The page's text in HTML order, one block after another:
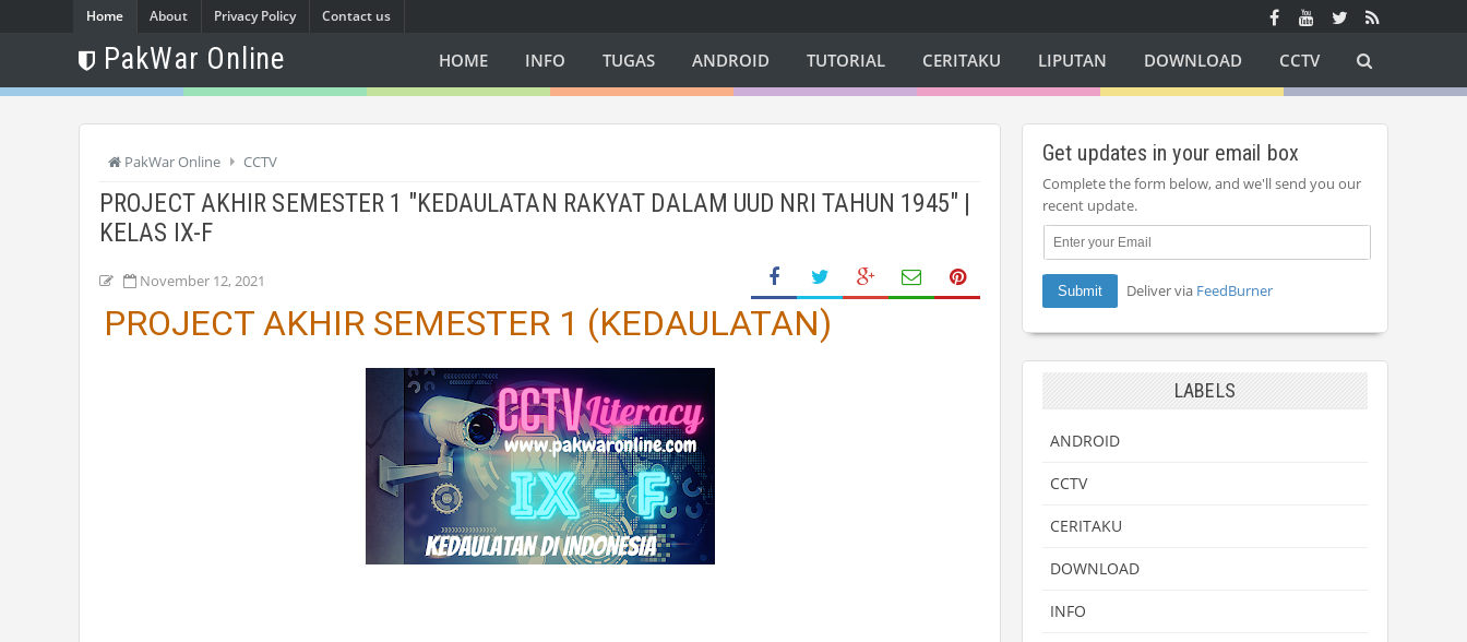
Home About Privacy Policy Contact us
PakWar Online HOME INFO TUGAS ANDROID TUTORIAL CERITAKU LIPUTAN DOWNLOAD CCTV
PakWar Online CCTV
PROJECT AKHIR SEMESTER 1 "KEDAULATAN RAKYAT DALAM UUD NRI TAHUN 1945" |
KELAS IX-F
November 12, 2021
PROJECT AKHIR SEMESTER 1 (KEDAULATAN)
Get updates in your email box
Complete the form below, and we'll send you our
recent update.
Deliver via FeedBurner
LABELS
ANDROID
CCTV
CERITAKU
DOWNLOAD
INFO